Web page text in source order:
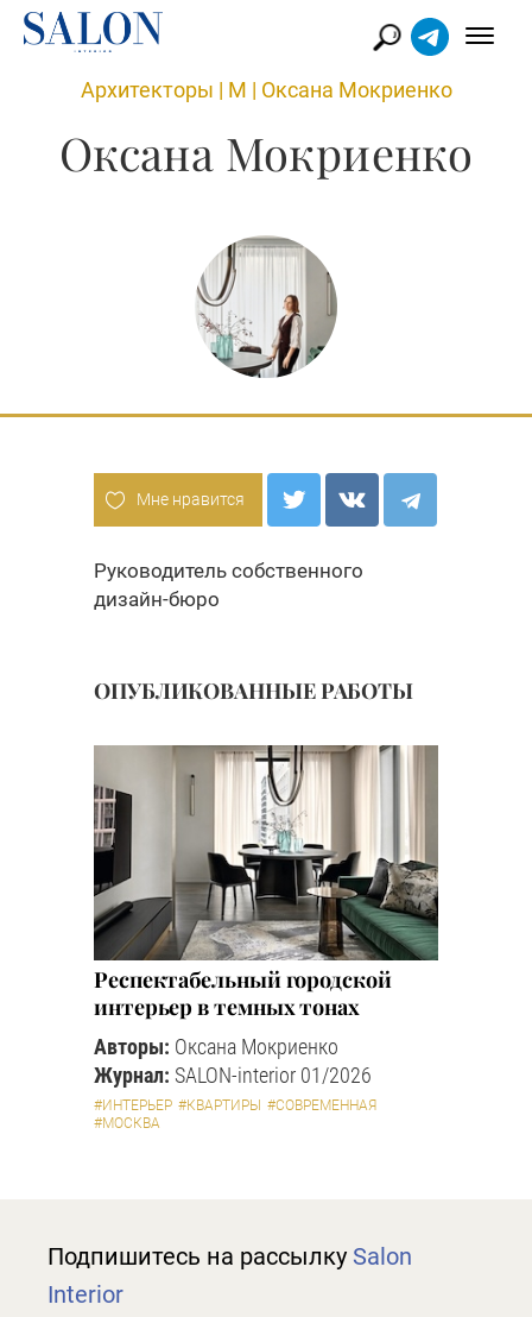
Архитекторы | М | Оксана Мокриенко
Оксана Мокриенко
Мне нравится
Руководитель собственного
дизайн-бюро
ОПУБЛИКОВАННЫЕ РАБОТЫ
Респектабельный городской
интерьер в темных тонах
Авторы: Оксана Мокриенко
Журнал: SALON-interior 01/2026
#ИНТЕРЬЕР #КВАРТИРЫ #СОВРЕМЕННАЯ
#МОСКВА
Подпишитесь на рассылку Salon
Interior